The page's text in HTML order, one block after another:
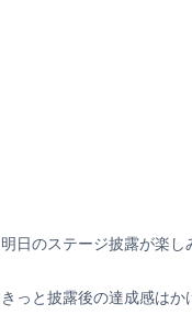
明日のステージ披露が楽し
きっと披露後の達成感はか